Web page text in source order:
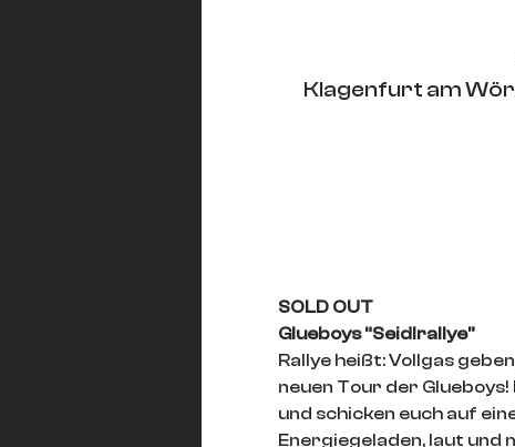
Klagenfurt am
SOLD OUT
Glueboys “Seidlrallye”
Rallye heißt: Vollgas
neuen Tour der
und schicken euch auf
Energiegeladen, laut und